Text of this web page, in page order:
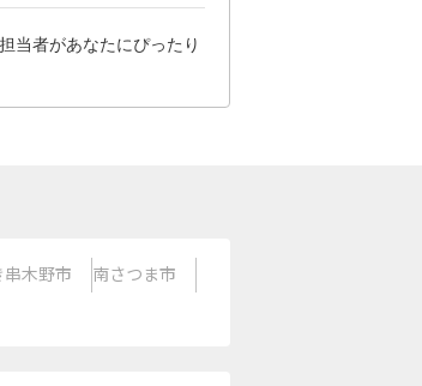
当者があなたにぴったり
串木野市
南さつま市